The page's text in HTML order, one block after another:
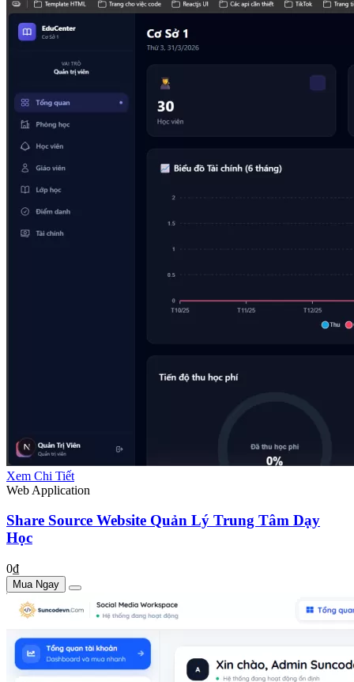
Xem Chi Tiết
Web Application
Share Source Website Quản Lý Trung Tâm Dạy
Học
0₫
Mua Ngay